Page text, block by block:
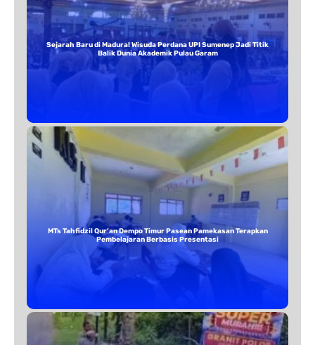
Sejarah Baru di Madura! Wisuda Perdana UPI Sumenep Jadi Titik
Balik Dunia Akademik Pulau Garam
MTs Tahfidzil Qur’an Dempo Timur Pasean Pamekasan Terapkan
Pembelajaran Berbasis Presentasi